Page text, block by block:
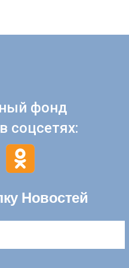
фонд
соцсетях:
Новостей